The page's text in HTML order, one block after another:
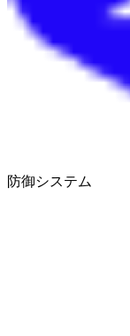
防御システム